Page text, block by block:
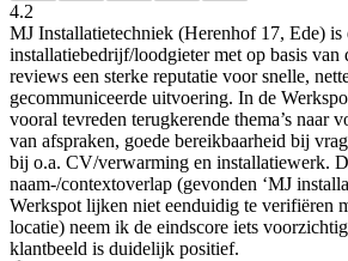
4.2
MJ Installatietechniek (Herenhof 17, Ede) is
installatiebedrijf/loodgieter met op basis van
reviews een sterke reputatie voor snelle,
gecommuniceerde uitvoering. In de
vooral tevreden terugkerende thema’s naar
van afspraken, goede bereikbaarheid bij
bij o.a. CV/verwarming en installatiewerk.
naam-/contextoverlap (gevonden ‘MJ
Werkspot lijken niet eenduidig te verifiëren
locatie) neem ik de eindscore iets
klantbeeld is duidelijk positief.